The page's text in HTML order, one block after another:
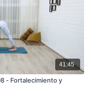
41:45
- Fortalecimiento y